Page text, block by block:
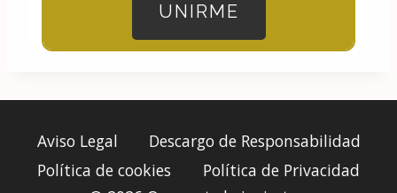
UNIRME
Aviso Legal
Descargo de Responsabilidad
Política de cookies
Política de Privacidad